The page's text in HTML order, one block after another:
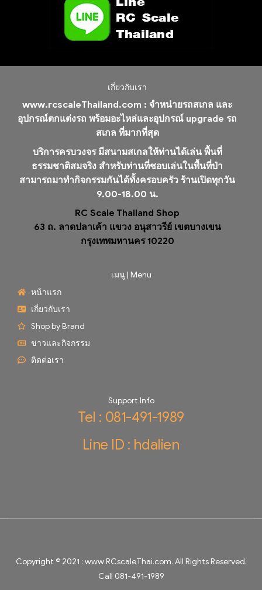
เกี่ยวกับเรา
www.rcscaleThailand.com : จำหน่ายรถสเกล และ
อุปกรณ์ตกแต่งรถ พร้อมอะไหล่และอุปกรณ์ upgrade รถ
สเกล ที่มากที่สุด
บริการครบวงจร มีสนามสเกลให้ท่านได้เล่น พื้นที่
ธรรมชาติสมจริง สำหรับท่านที่ชอบเล่นในพื้นที่ป่า
สามารถมาทำกิจกรรมกันได้ทั้งครอบครัว ร้านเปิดทุกวัน
9.00-18.00 น.
RC Scale Thailand Shop
63 ถ. ลาดปลาเค้า แขวง อนุสาวรีย์ เขตบางเขน
กรุงเทพมหานคร 10220
เมนู | Menu
หน้าแรก
เกี่ยวกับเรา
Shop by Brand
ข่าวและกิจกรรม
ติดต่อเรา
Support Info
Tel : 081-491-1989
Line ID : hdalien
Copyright © 2021 : www.RCscaleThai.com. All Rights Reserved.
Call 081-491-1989